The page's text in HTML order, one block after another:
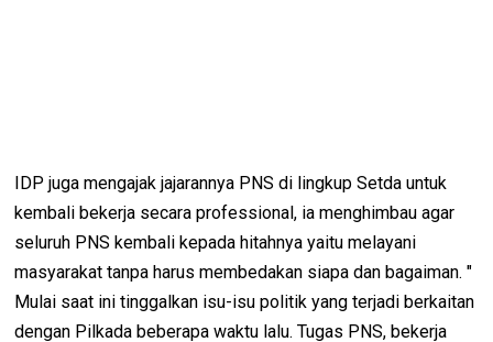
IDP juga mengajak jajarannya PNS di lingkup Setda untuk
kembali bekerja secara professional, ia menghimbau agar
seluruh PNS kembali kepada hitahnya yaitu melayani
masyarakat tanpa harus membedakan siapa dan bagaiman. "
Mulai saat ini tinggalkan isu-isu politik yang terjadi berkaitan
dengan Pilkada beberapa waktu lalu. Tugas PNS, bekerja